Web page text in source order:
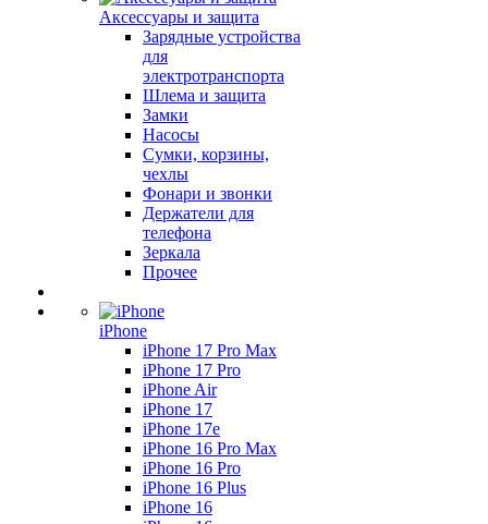
Аксессуары и защита
Зарядные устройства
для
электротранспорта
Шлема и защита
Замки
Насосы
Сумки, корзины,
чехлы
Фонари и звонки
Держатели для
телефона
Зеркала
Прочее
iPhone
iPhone 17 Pro Max
iPhone 17 Pro
iPhone Air
iPhone 17
iPhone 17e
iPhone 16 Pro Max
iPhone 16 Pro
iPhone 16 Plus
iPhone 16